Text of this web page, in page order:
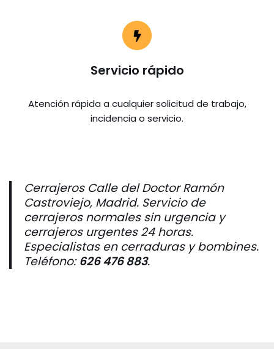
Servicio rápido
Atención rápida a cualquier solicitud de trabajo,
incidencia o servicio.
Cerrajeros Calle del Doctor Ramón
Castroviejo, Madrid. Servicio de
cerrajeros normales sin urgencia y
cerrajeros urgentes 24 horas.
Especialistas en cerraduras y bombines.
Teléfono:626 476 883.